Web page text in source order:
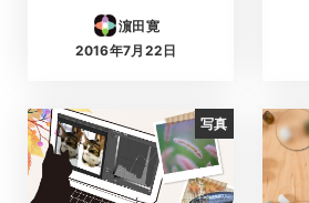
濵田寛
投稿日
2016年7月22日
写真